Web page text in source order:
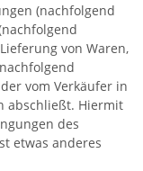
(nachfolgend
von Waren,
vom Verkäufer in
abschließt. Hiermit
des
etwas anderes